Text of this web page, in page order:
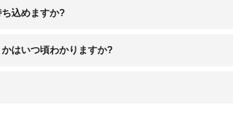
込めますか?
ち込み可能です。
はいつ頃わかりますか?
確定される場合もありますので、利用される航空会社のウ